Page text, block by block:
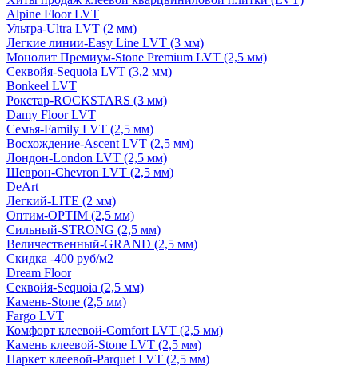
Alpine Floor LVT
Ультра-Ultra LVT (2 мм)
Легкие линии-Easy Line LVT (3 мм)
Монолит Премиум-Stone Premium LVT (2,5 мм)
Секвойя-Sequoia LVT (3,2 мм)
Bonkeel LVT
Рокстар-ROCKSTARS (3 мм)
Damy Floor LVT
Семья-Family LVT (2,5 мм)
Восхождение-Ascent LVT (2,5 мм)
Лондон-London LVT (2,5 мм)
Шеврон-Chevron LVT (2,5 мм)
DeArt
Легкий-LITE (2 мм)
Оптим-OPTIM (2,5 мм)
Сильный-STRONG (2,5 мм)
Величественный-GRAND (2,5 мм)
Скидка -400 руб/м2
Dream Floor
Секвойя-Sequoia (2,5 мм)
Камень-Stone (2,5 мм)
Fargo LVT
Комфорт клеевой-Comfort LVT (2,5 мм)
Камень клеевой-Stone LVT (2,5 мм)
Паркет клеевой-Parquet LVT (2,5 мм)